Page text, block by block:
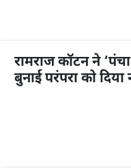
रामराज कॉटन ने
बुनाई परंपरा को